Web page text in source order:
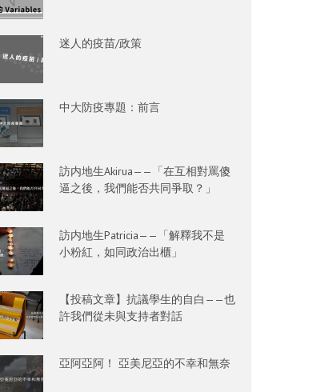
迷人的疫苗/政策
中大防疫專題：前言
訪内地生Akirua——「在互相對罵傻
逼之後，我們能否共同爭取？」
訪内地生Patricia——「解釋我不是
小粉紅，如同政治出櫃」
【投稿文章】抗議學生的自白——也
許我們從未與支持者對話
亞阿亞阿！ 亞美尼亞的不幸和無奈